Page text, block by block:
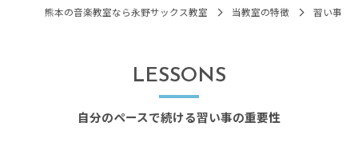
熊本の音楽教室なら永野サックス教室 当教室の特徴 習い事
自分のペースで続ける習い事の重要性
LESSONS